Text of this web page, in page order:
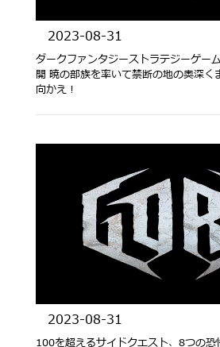
2023-08-31
ダークファンタジーストラテジーゲー
開 暁の部族を率いて禁断の地の奥深く
向かえ！
2023-08-31
100を超えるサイドクエスト、8つの